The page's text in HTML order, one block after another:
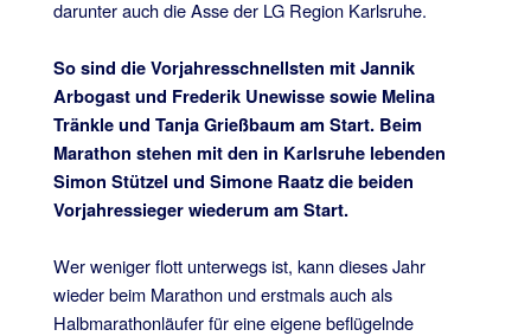
darunter auch die Asse der LG Region Karlsruhe.
So sind die Vorjahresschnellsten mit Jannik
Arbogast und Frederik Unewisse sowie Melina
Tränkle und Tanja Grießbaum am Start. Beim
Marathon stehen mit den in Karlsruhe lebenden
Simon Stützel und Simone Raatz die beiden
Vorjahressieger wiederum am Start.
Wer weniger flott unterwegs ist, kann dieses Jahr
wieder beim Marathon und erstmals auch als
Halbmarathonläufer für eine eigene beflügelnde